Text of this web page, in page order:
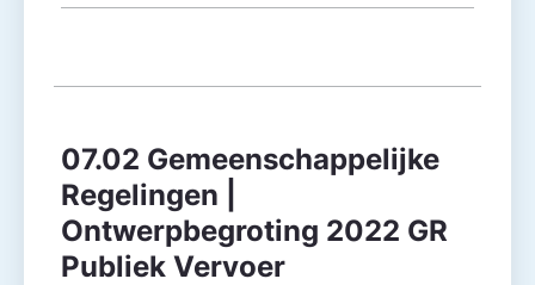
07.02 Gemeenschappelijke
Regelingen |
Ontwerpbegroting 2022 GR
Publiek Vervoer